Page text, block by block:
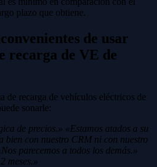
plazo que obtiene.
de usar
recarga de VE de
de recarga de vehículos eléctricos de
sonarle:
de precios.» «Estamos atados a su
bien con nuestro CRM ni con nuestro
parecemos a todos los demás.»
meses.»